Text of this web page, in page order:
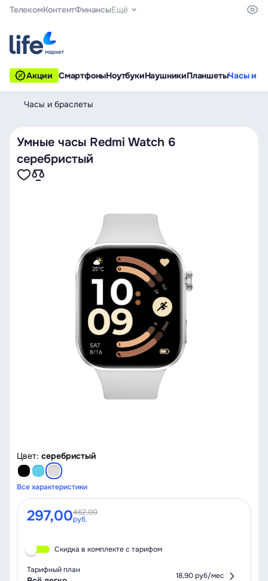
ТелекомКонтентФинансыЕщё
Акции СмартфоныНоутбукиНаушникиПланшетыЧасы и
Часы и браслеты
Умные часы Redmi Watch 6
серебристый
Цвет: серебристый
Все характеристики
297,00462,00
руб.
Скидка в комплекте с тарифом
Тарифный план
18,90 руб/мес